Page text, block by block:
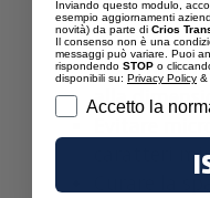
Prediligere
testi; raster
alla
Evitare
caratteri
Curare la
Inviando questo modulo,
esempio aggiornamenti
novità) da parte di Crios
Il consenso non è una
messaggi può variare. Puoi
rispondendo STOP o
disponibili su: Privacy Policy &
PrivacyAccetto la